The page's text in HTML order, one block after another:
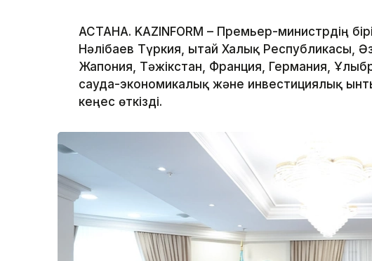
АСТАНА. KAZINFORM – Премьер-министрдің
Нәлібаев Түркия, Қытай Халық Республикасы,
Жапония, Тәжікстан, Франция, Германия,
сауда-экономикалық және инвестициялық
кеңес өткізді.